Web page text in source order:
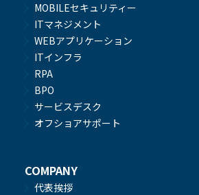
MOBILEセキュリティー
ITマネジメント
WEBアプリケーション
ITインフラ
RPA
BPO
サービスデスク
オフショアサポート
COMPANY
代表挨拶